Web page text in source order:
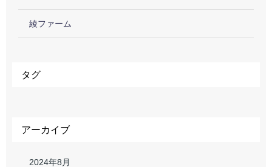
綾ファーム
タグ
アーカイブ
2024年8月